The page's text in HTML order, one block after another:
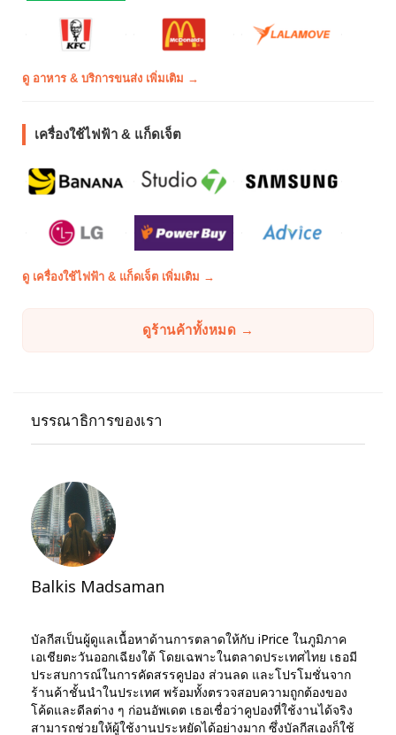
ดู อาหาร & บริการขนส่ง เพิ่มเติม →
เครื่องใช้ไฟฟ้า & แก็ดเจ็ต
ดู เครื่องใช้ไฟฟ้า & แก็ดเจ็ต เพิ่มเติม →
ดูร้านค้าทั้งหมด →
บรรณาธิการของเรา
Balkis Madsaman
บัลกีสเป็นผู้ดูแลเนื้อหาด้านการตลาดให้กับ iPrice ในภูมิภาค
เอเชียตะวันออกเฉียงใต้ โดยเฉพาะในตลาดประเทศไทย เธอมี
ประสบการณ์ในการคัดสรรคูปอง ส่วนลด และโปรโมชั่นจาก
ร้านค้าชั้นนำในประเทศ พร้อมทั้งตรวจสอบความถูกต้องของ
โค้ดและดีลต่าง ๆ ก่อนอัพเดต เธอเชื่อว่าคูปองที่ใช้งานได้จริง
สามารถช่วยให้ผู้ใช้งานประหยัดได้อย่างมาก ซึ่งบัลกีสเองก็ใช้